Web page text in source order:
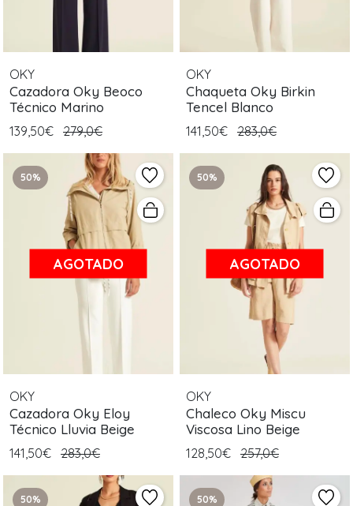
OKY
Cazadora Oky Beoco
Técnico Marino
139,50€ 279,0€
OKY
Chaqueta Oky Birkin
Tencel Blanco
141,50€ 283,0€
50%
AGOTADO
OKY
Cazadora Oky Eloy
Técnico Lluvia Beige
141,50€ 283,0€
50%
AGOTADO
OKY
Chaleco Oky Miscu
Viscosa Lino Beige
128,50€ 257,0€
50% 50%